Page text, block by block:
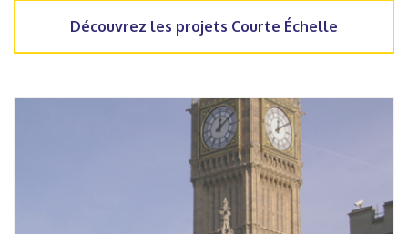
Découvrez les projets Courte Échelle